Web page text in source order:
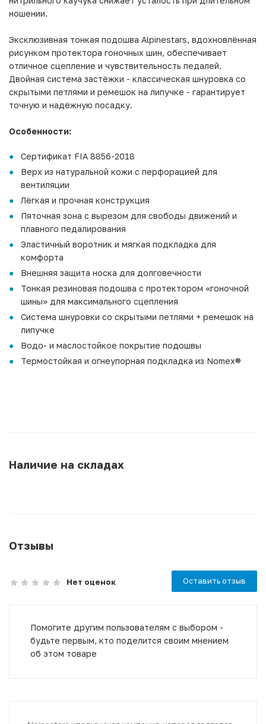
ношении.
Эксклюзивная тонкая подошва Alpinestars, вдохновлённая
рисунком протектора гоночных шин, обеспечивает
отличное сцепление и чувствительность педалей.
Двойная система застёжки - классическая шнуровка со
скрытыми петлями и ремешок на липучке - гарантирует
точную и надёжную посадку.
Особенности:
Сертификат FIA 8856-2018
Верх из натуральной кожи с перфорацией для
вентиляции
Лёгкая и прочная конструкция
Пяточная зона с вырезом для свободы движений и
плавного педалирования
Эластичный воротник и мягкая подкладка для
комфорта
Внешняя защита носка для долговечности
Тонкая резиновая подошва с протектором «гоночной
шины» для максимального сцепления
Система шнуровки со скрытыми петлями + ремешок на
липучке
Водо- и маслостойкое покрытие подошвы
Термостойкая и огнеупорная подкладка из Nomex®
Наличие на складах
Отзывы
Нет оценок Оставить отзыв
Помогите другим пользователям с выбором -
будьте первым, кто поделится своим мнением
об этом товаре